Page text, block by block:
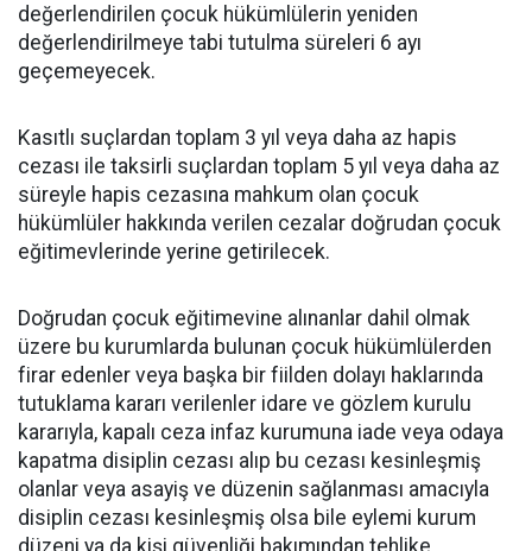
değerlendirilen çocuk hükümlülerin yeniden
değerlendirilmeye tabi tutulma süreleri 6 ayı
geçemeyecek.
Kasıtlı suçlardan toplam 3 yıl veya daha az hapis
cezası ile taksirli suçlardan toplam 5 yıl veya daha az
süreyle hapis cezasına mahkum olan çocuk
hükümlüler hakkında verilen cezalar doğrudan çocuk
eğitimevlerinde yerine getirilecek.
Doğrudan çocuk eğitimevine alınanlar dahil olmak
üzere bu kurumlarda bulunan çocuk hükümlülerden
firar edenler veya başka bir fiilden dolayı haklarında
tutuklama kararı verilenler idare ve gözlem kurulu
kararıyla, kapalı ceza infaz kurumuna iade veya odaya
kapatma disiplin cezası alıp bu cezası kesinleşmiş
olanlar veya asayiş ve düzenin sağlanması amacıyla
disiplin cezası kesinleşmiş olsa bile eylemi kurum
düzeni ya da kişi güvenliği bakımından tehlike